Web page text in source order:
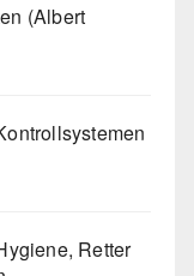
(Albert
Retter